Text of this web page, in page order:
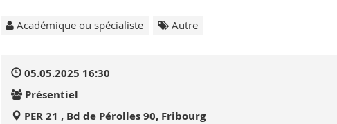
Académique ou spécialiste Autre
05.05.2025 16:30
Présentiel
PER 21 , Bd de Pérolles 90, Fribourg